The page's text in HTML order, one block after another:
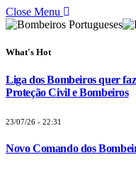
Close Menu
What's Hot
Liga dos Bombeiros quer
Proteção Civil e Bombeiros
23/07/26 - 22:31
Novo Comando dos